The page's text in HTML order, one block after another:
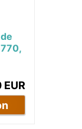
EUR